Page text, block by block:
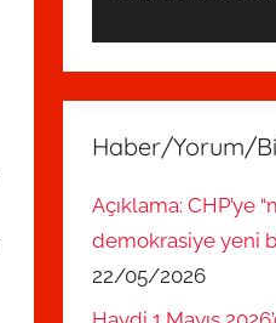
Haber/Yorum/
Açıklama: CHP’ye
demokrasiye yeni
22/05/2026